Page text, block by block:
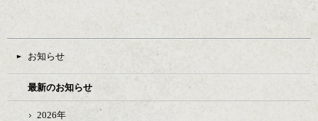
お知らせ
最新のお知らせ
2026年